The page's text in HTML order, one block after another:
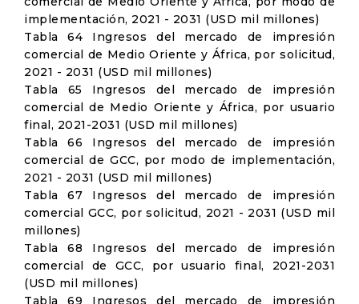
implementación, 2021 - 2031 (USD mil millones)
Tabla 64 Ingresos del mercado de impresión
comercial de Medio Oriente y África, por solicitud,
2021 - 2031 (USD mil millones)
Tabla 65 Ingresos del mercado de impresión
comercial de Medio Oriente y África, por usuario
final, 2021-2031 (USD mil millones)
Tabla 66 Ingresos del mercado de impresión
comercial de GCC, por modo de implementación,
2021 - 2031 (USD mil millones)
Tabla 67 Ingresos del mercado de impresión
comercial GCC, por solicitud, 2021 - 2031 (USD mil
millones)
Tabla 68 Ingresos del mercado de impresión
comercial de GCC, por usuario final, 2021-2031
(USD mil millones)
Tabla 69 Ingresos del mercado de impresión